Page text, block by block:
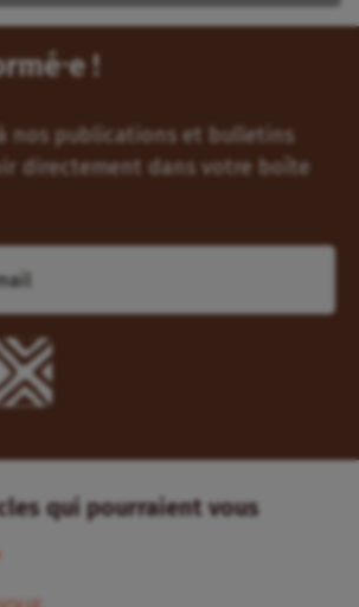
!
nos publications et bulletins
directement dans votre boîte
qui pourraient vous